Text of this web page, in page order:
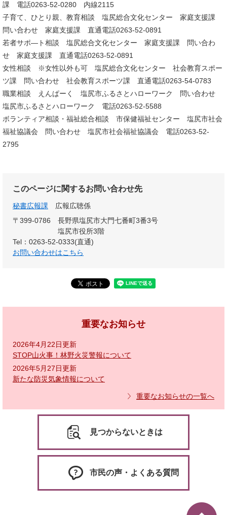
課 電話0263-52-0280 内線2115
子育て、ひとり親、教育相談 塩尻総合文化センター 家庭支援課
問い合わせ 家庭支援課 直通電話0263-52-0891
若者サポ―ト相談 塩尻総合文化センター 家庭支援課 問い合わ
せ 家庭支援課 直通電話0263-52-0891
女性相談 ※女性以外も可 塩尻総合文化センター 社会教育スポー
ツ課 問い合わせ 社会教育スポーツ課 直通電話0263-54-0783
職業相談 えんぱーく 塩尻市ふるさとハローワーク 問い合わせ
塩尻市ふるさとハローワーク 電話0263-52-5588
ボランティア相談・福祉総合相談 市保健福祉センター 塩尻市社会
福祉協議会 問い合わせ 塩尻市社会福祉協議会 電話0263-52-
2795
このページに関するお問い合わせ先
秘書広報課
広報広聴係
〒399-0786
長野県塩尻市大門七番町3番3号
塩尻市役所3階
Tel：0263-52-0333(直通)
お問い合わせはこちら
重要なお知らせ
2026年4月22日更新
STOP山火事！林野火災警報について
2026年5月27日更新
新たな防災気象情報について
重要なお知らせの一覧へ
見つからないときは
市民の声・よくある質問